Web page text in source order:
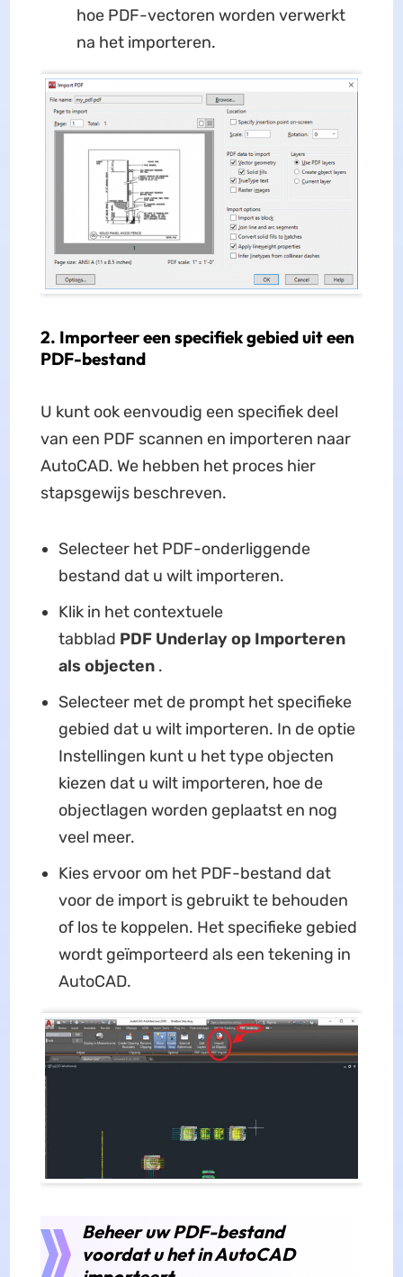
hoe PDF-vectoren worden verwerkt
na het importeren.
2. Importeer een specifiek gebied uit een
PDF-bestand
U kunt ook eenvoudig een specifiek deel
van een PDF scannen en importeren naar
AutoCAD. We hebben het proces hier
stapsgewijs beschreven.
Selecteer het PDF-onderliggende
bestand dat u wilt importeren.
Klik in het contextuele
tabblad PDF Underlay op Importeren
als objecten.
Selecteer met de prompt het specifieke
gebied dat u wilt importeren. In de optie
Instellingen kunt u het type objecten
kiezen dat u wilt importeren, hoe de
objectlagen worden geplaatst en nog
veel meer.
Kies ervoor om het PDF-bestand dat
voor de import is gebruikt te behouden
of los te koppelen. Het specifieke gebied
wordt geïmporteerd als een tekening in
AutoCAD.
Beheer uw PDF-bestand
voordat u het in AutoCAD